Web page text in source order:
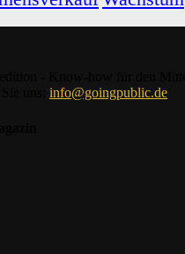
info@goingpublic.de